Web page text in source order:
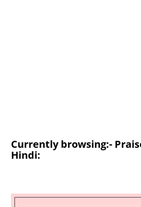
Currently browsing:-
Hindi: